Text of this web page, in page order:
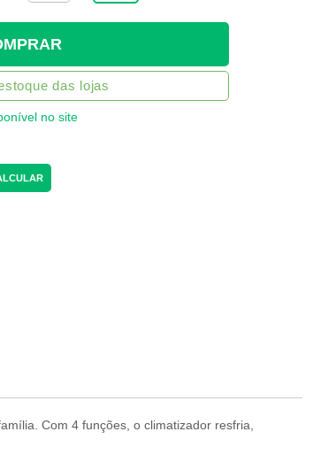
das lojas
no site
Com 4 funções, o climatizador resfria,